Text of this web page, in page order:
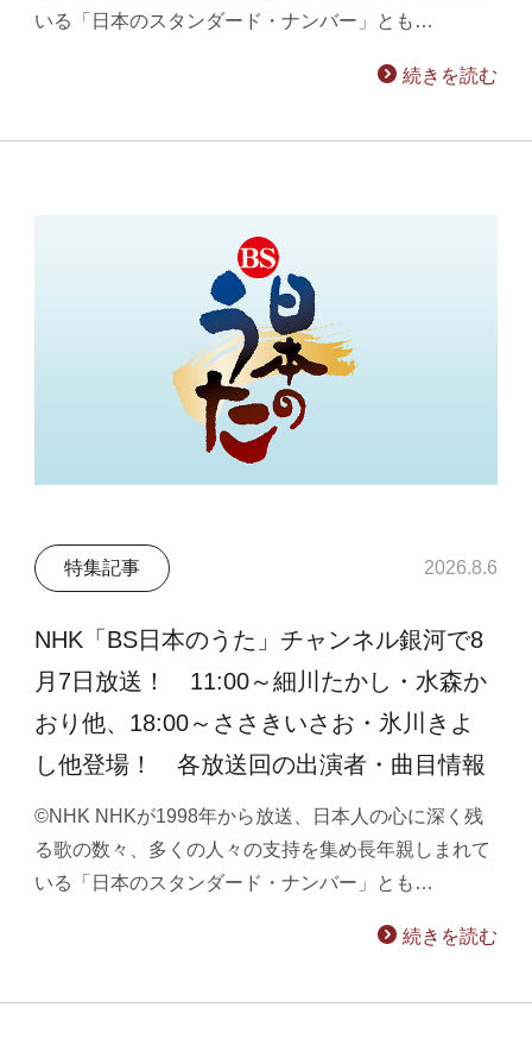
いる「日本のスタンダード・ナンバー」とも…
続きを読む
特集記事 2026.8.6
NHK「BS日本のうた」チャンネル銀河で8
月7日放送！ 11:00～細川たかし・水森か
おり他、18:00～ささきいさお・氷川きよ
し他登場！ 各放送回の出演者・曲目情報
©NHK NHKが1998年から放送、日本人の心に深く残
る歌の数々、多くの人々の支持を集め長年親しまれて
いる「日本のスタンダード・ナンバー」とも…
続きを読む